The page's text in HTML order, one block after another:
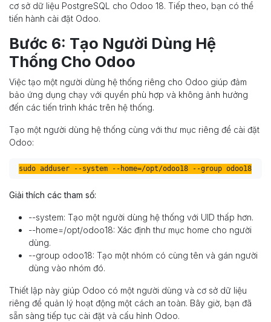
cơ sở dữ liệu PostgreSQL cho Odoo 18. Tiếp theo, bạn có thể
tiến hành cài đặt Odoo.
Bước 6: Tạo Người Dùng Hệ
Thống Cho Odoo
Việc tạo một người dùng hệ thống riêng cho Odoo giúp đảm
bảo ứng dụng chạy với quyền phù hợp và không ảnh hưởng
đến các tiến trình khác trên hệ thống.
Tạo một người dùng hệ thống cùng với thư mục riêng để cài đặt
Odoo:
Giải thích các tham số:
--system: Tạo một người dùng hệ thống với UID thấp hơn.
--home=/opt/odoo18: Xác định thư mục home cho người
dùng.
--group odoo18: Tạo một nhóm có cùng tên và gán người
dùng vào nhóm đó.
Thiết lập này giúp Odoo có một người dùng và cơ sở dữ liệu
riêng để quản lý hoạt động một cách an toàn. Bây giờ, bạn đã
sẵn sàng tiếp tục cài đặt và cấu hình Odoo.